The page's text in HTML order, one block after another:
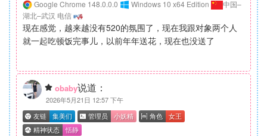
Google Chrome 148.0.0.0 Windows 10 x64 Edition
中国–
湖北–武汉 电信
现在感觉，越来越没有520的氛围了，现在我跟对象两个人
就一起吃顿饭完事儿，以前年年送花，现在也没送了
obaby说道：
2026年5月21日 12:57 下午